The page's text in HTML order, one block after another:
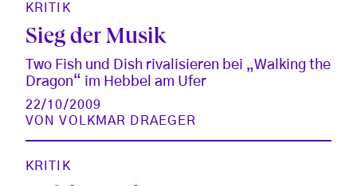
KRITIK
Sieg der Musik
Two Fish und Dish rivalisieren bei „Walking the
Dragon“ im Hebbel am Ufer
22/10/2009
VONVOLKMAR DRAEGER
KRITIK